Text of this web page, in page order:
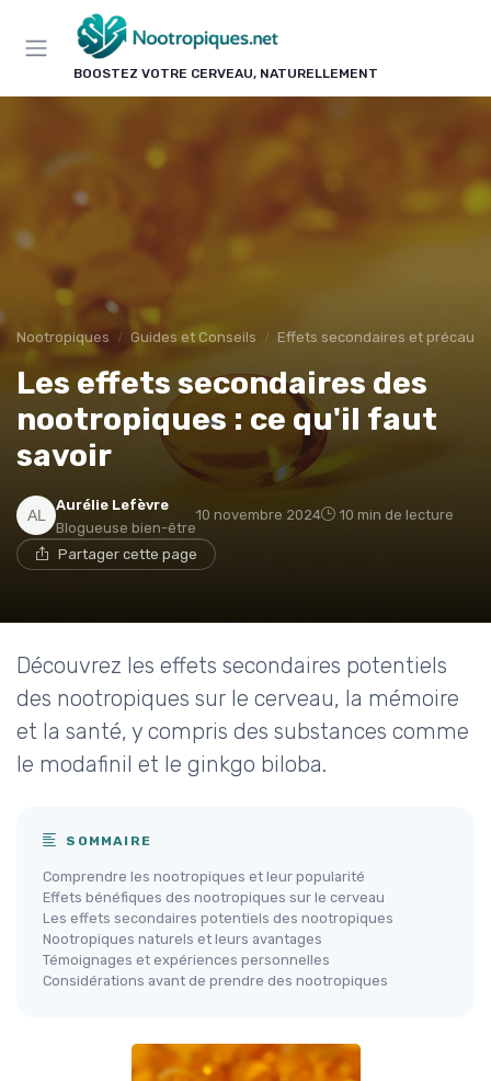
BOOSTEZ VOTRE CERVEAU, NATURELLEMENT
Nootropiques Guides et Conseils Effets secondaires et
Les effets secondaires des
nootropiques : ce qu'il faut
savoir
Aurélie Lefèvre
Blogueuse bien-être
10 novembre 2024 10 min de lecture
Partager cette page
Découvrez les effets secondaires potentiels
des nootropiques sur le cerveau, la mémoire
et la santé, y compris des substances comme
le modafinil et le ginkgo biloba.
SOMMAIRE
Comprendre les nootropiques et leur popularité
Effets bénéfiques des nootropiques sur le cerveau
Les effets secondaires potentiels des nootropiques
Nootropiques naturels et leurs avantages
Témoignages et expériences personnelles
Considérations avant de prendre des nootropiques
Panneau de gestion des cookies